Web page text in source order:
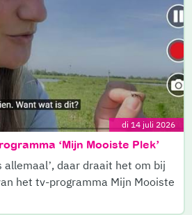
di 14 juli 2026
‘Mijn Mooiste Plek’
allemaal’, daar draait het om bij
het tv-programma Mijn Mooiste